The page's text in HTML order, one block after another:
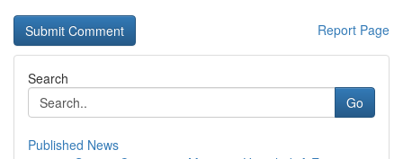
Report Page
Search
Go
Published News